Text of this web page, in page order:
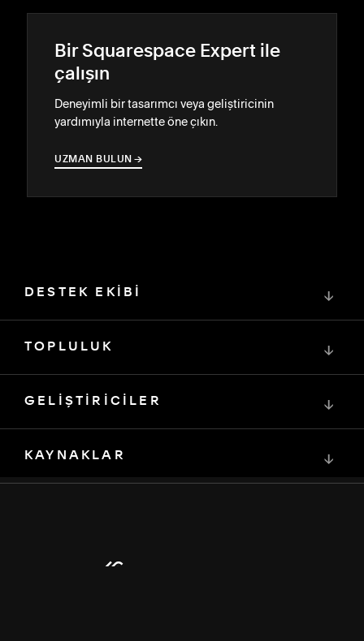
Bir Squarespace Expert ile
çalışın
Deneyimli bir tasarımcı veya geliştiricinin
yardımıyla internette öne çıkın.
UZMAN BULUN →
→
DESTEK EKİBİ ↓
TOPLULUK ↓
GELİŞTİRİCİLER ↓
KAYNAKLAR ↓